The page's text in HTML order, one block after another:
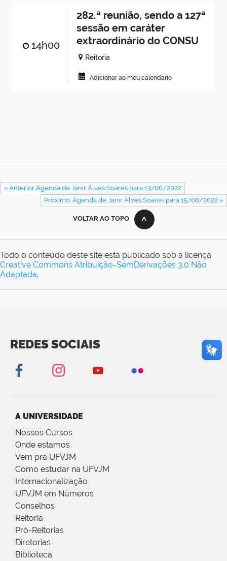
14h00
282.ª reunião, sendo a 127ª
sessão em caráter
extraordinário do CONSU
Reitoria
Adicionar ao meu calendário
« Anterior Agenda de Janir Alves Soares para 13/06/2022
Próximo: Agenda de Janir Alves Soares para 15/06/2022 »
VOLTAR AO TOPO
Todo o conteúdo deste site está publicado sob a licença
Creative Commons Atribuição-SemDerivações 3.0 Não
Adaptada.
REDES SOCIAIS
A UNIVERSIDADE
Nossos Cursos
Onde estamos
Vem pra UFVJM
Como estudar na UFVJM
Internacionalização
UFVJM em Números
Conselhos
Reitoria
Pró-Reitorias
Diretorias
Biblioteca